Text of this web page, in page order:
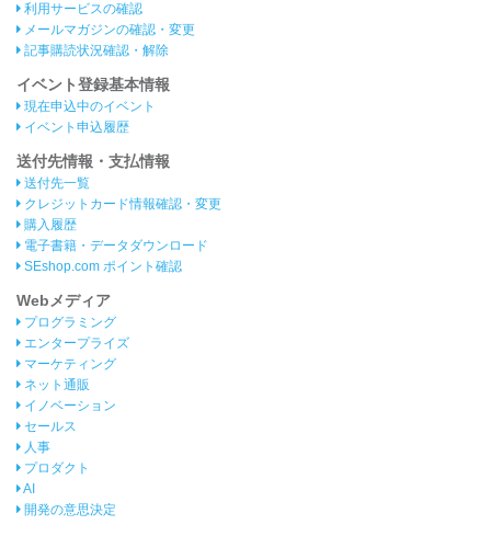
利用サービスの確認
メールマガジンの確認・変更
記事購読状況確認・解除
イベント登録基本情報
現在申込中のイベント
イベント申込履歴
送付先情報・支払情報
送付先一覧
クレジットカード情報確認・変更
購入履歴
電子書籍・データダウンロード
SEshop.com ポイント確認
Webメディア
プログラミング
エンタープライズ
マーケティング
ネット通販
イノベーション
セールス
人事
プロダクト
AI
開発の意思決定